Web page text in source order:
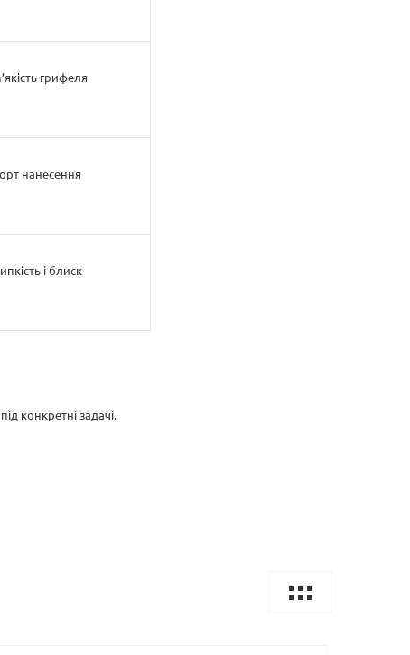
грифеля
нанесення
і блиск
конкретні задачі.